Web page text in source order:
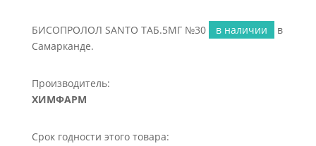
БИСОПРОЛОЛ SANTO ТАБ.5МГ №30 в наличии
в
Самарканде.
Производитель:
ХИМФАРМ
Срок годности этого товара: